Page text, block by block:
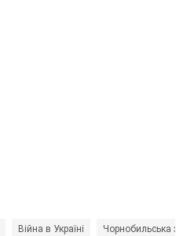
Війна в Україні Чорнобильська